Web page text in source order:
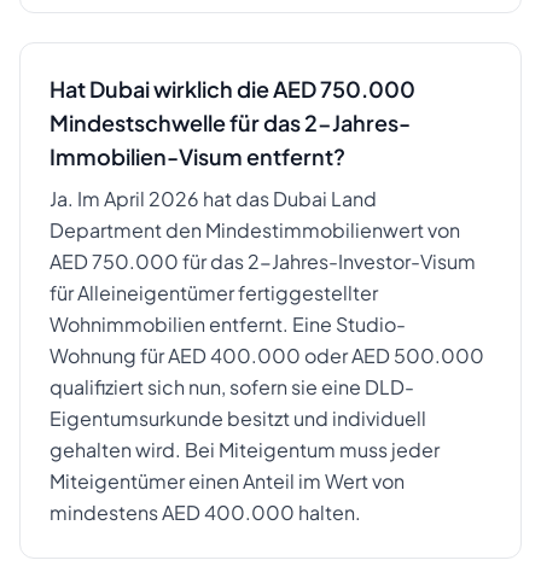
Hat Dubai wirklich die AED 750.000
Mindestschwelle für das 2-Jahres-
Immobilien-Visum entfernt?
Ja. Im April 2026 hat das Dubai Land
Department den Mindestimmobilienwert von
AED 750.000 für das 2-Jahres-Investor-Visum
für Alleineigentümer fertiggestellter
Wohnimmobilien entfernt. Eine Studio-
Wohnung für AED 400.000 oder AED 500.000
qualifiziert sich nun, sofern sie eine DLD-
Eigentumsurkunde besitzt und individuell
gehalten wird. Bei Miteigentum muss jeder
Miteigentümer einen Anteil im Wert von
mindestens AED 400.000 halten.